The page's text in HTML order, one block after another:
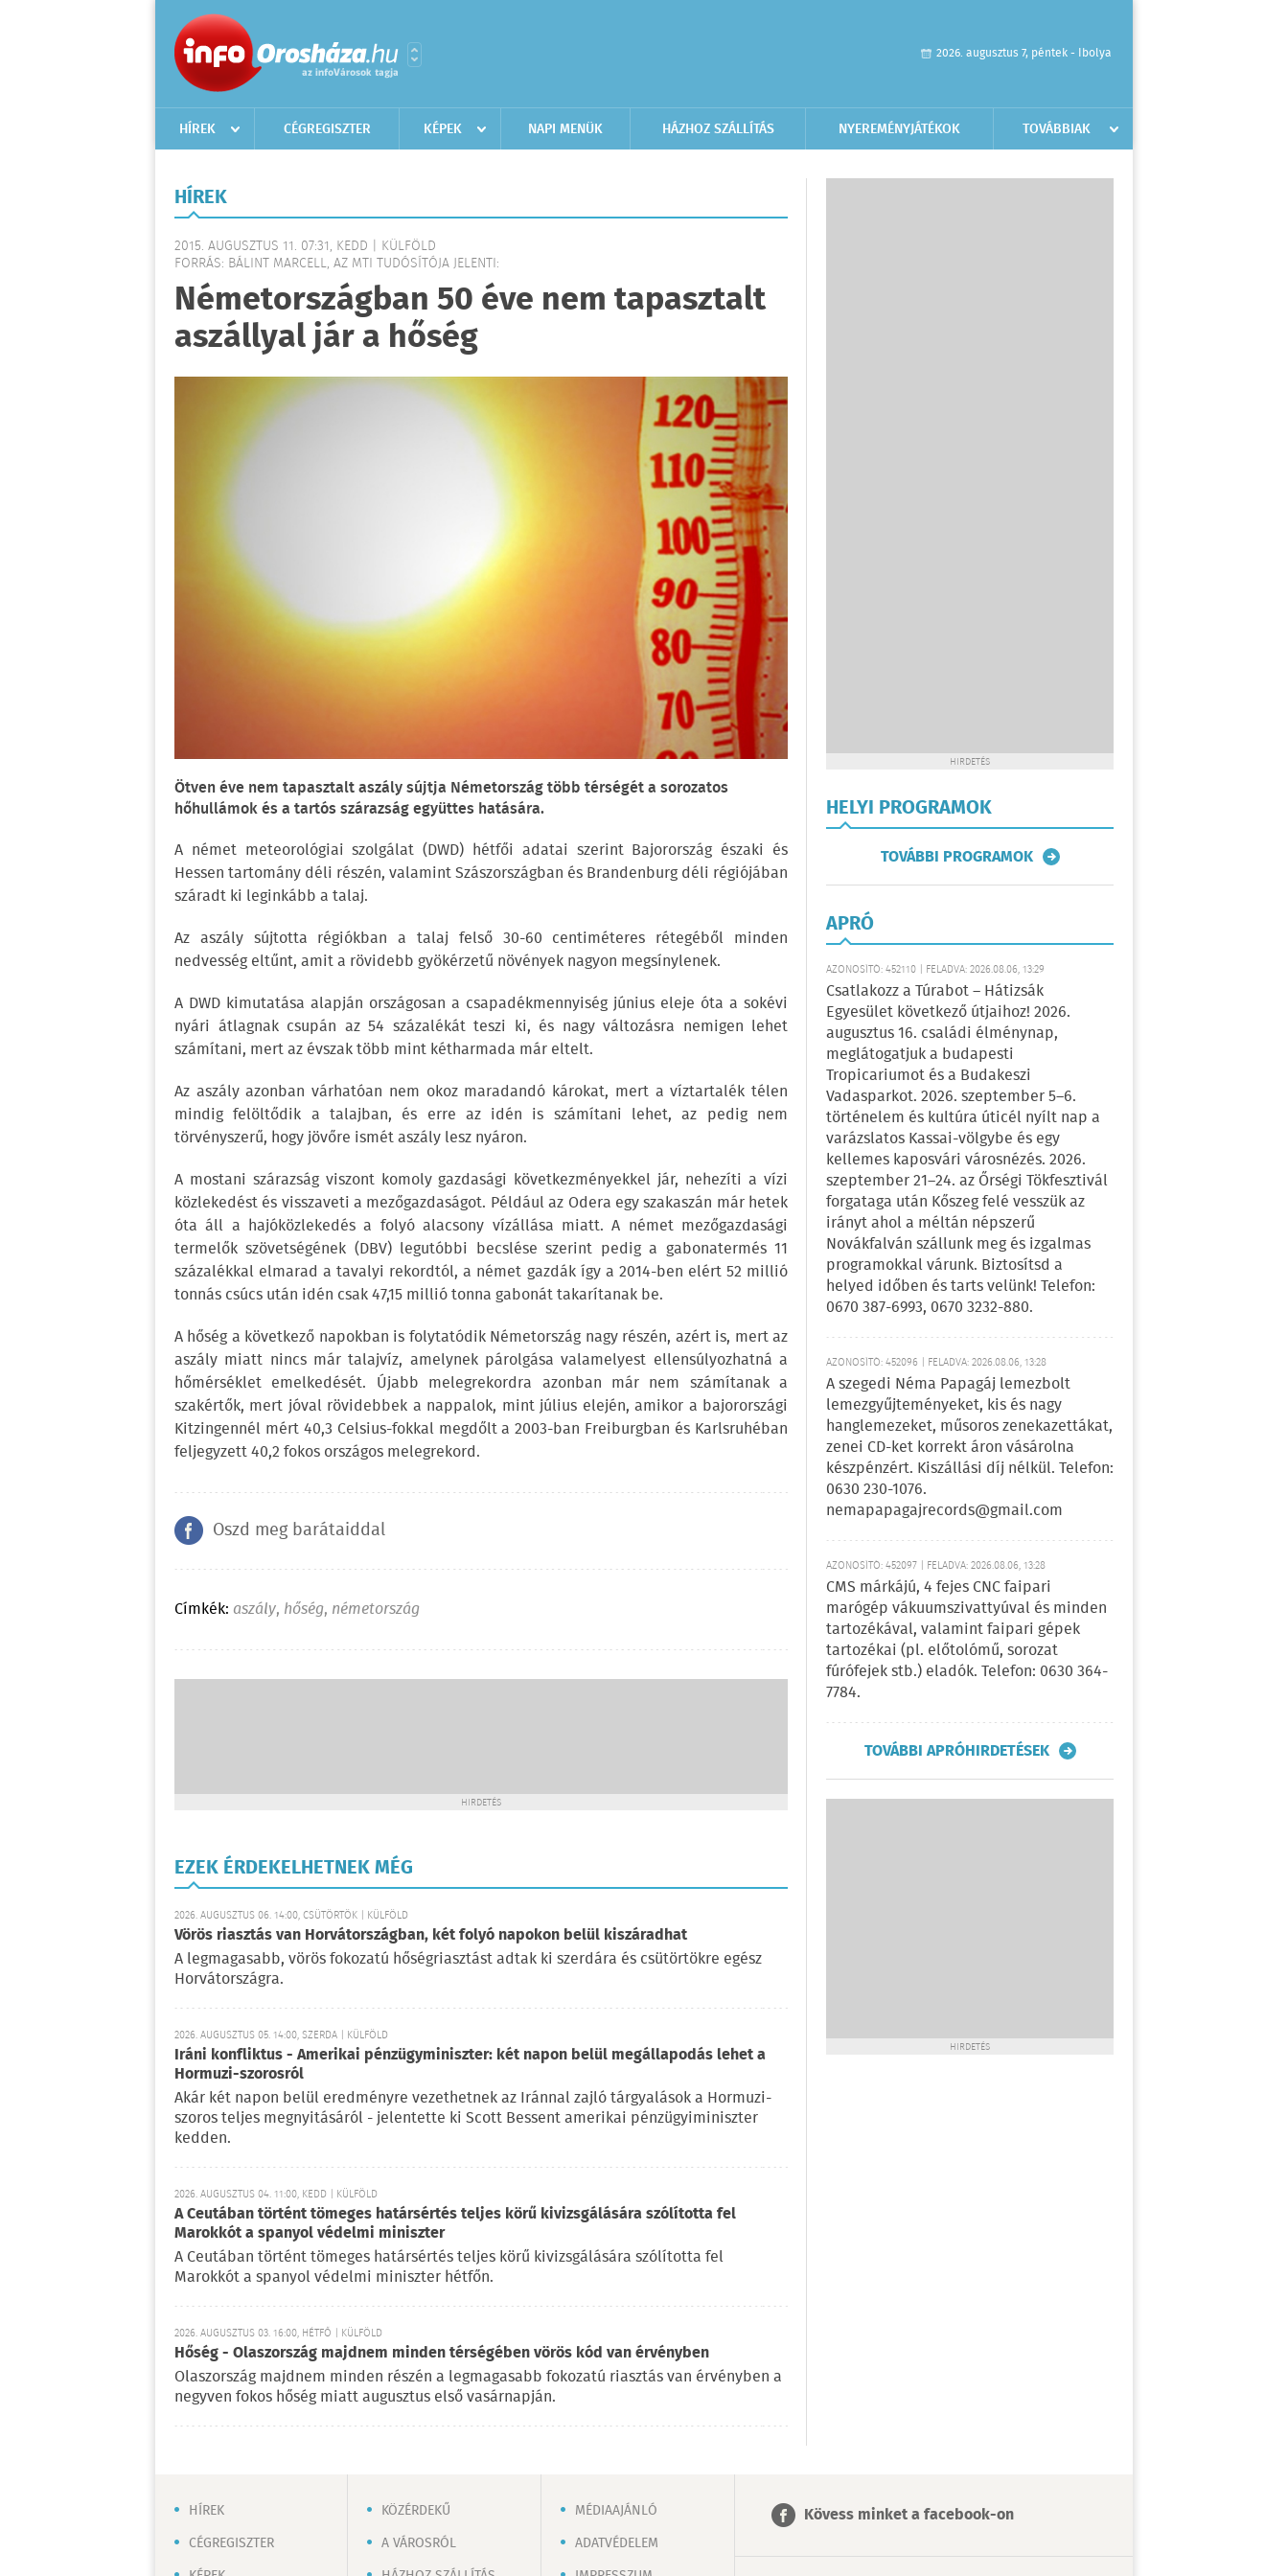
2026. augusztus 7, péntek - Ibolya
HÍREK CÉGREGISZTER KÉPEK NAPI MENÜK HÁZHOZ SZÁLLÍTÁS NYEREMÉNYJÁTÉKOK TOVÁBBIAK
HÍREK
2015. AUGUSZTUS 11. 07:31, KEDD | KÜLFÖLD
FORRÁS: BÁLINT MARCELL, AZ MTI TUDÓSÍTÓJA JELENTI:
Németországban 50 éve nem tapasztalt
aszállyal jár a hőség
Ötven éve nem tapasztalt aszály sújtja Németország több térségét a sorozatos
hőhullámok és a tartós szárazság együttes hatására.
A német meteorológiai szolgálat (DWD) hétfői adatai szerint Bajorország északi és
Hessen tartomány déli részén, valamint Szászországban és Brandenburg déli régiójában
száradt ki leginkább a talaj.
Az aszály sújtotta régiókban a talaj felső 30-60 centiméteres rétegéből minden
nedvesség eltűnt, amit a rövidebb gyökérzetű növények nagyon megsínylenek.
A DWD kimutatása alapján országosan a csapadékmennyiség június eleje óta a sokévi
nyári átlagnak csupán az 54 százalékát teszi ki, és nagy változásra nemigen lehet
számítani, mert az évszak több mint kétharmada már eltelt.
Az aszály azonban várhatóan nem okoz maradandó károkat, mert a víztartalék télen
mindig felöltődik a talajban, és erre az idén is számítani lehet, az pedig nem
törvényszerű, hogy jövőre ismét aszály lesz nyáron.
A mostani szárazság viszont komoly gazdasági következményekkel jár, nehezíti a vízi
közlekedést és visszaveti a mezőgazdaságot. Például az Odera egy szakaszán már hetek
óta áll a hajóközlekedés a folyó alacsony vízállása miatt. A német mezőgazdasági
termelők szövetségének (DBV) legutóbbi becslése szerint pedig a gabonatermés 11
százalékkal elmarad a tavalyi rekordtól, a német gazdák így a 2014-ben elért 52 millió
tonnás csúcs után idén csak 47,15 millió tonna gabonát takarítanak be.
A hőség a következő napokban is folytatódik Németország nagy részén, azért is, mert az
aszály miatt nincs már talajvíz, amelynek párolgása valamelyest ellensúlyozhatná a
hőmérséklet emelkedését. Újabb melegrekordra azonban már nem számítanak a
szakértők, mert jóval rövidebbek a nappalok, mint július elején, amikor a bajorországi
Kitzingennél mért 40,3 Celsius-fokkal megdőlt a 2003-ban Freiburgban és Karlsruhéban
feljegyzett 40,2 fokos országos melegrekord.
Oszd meg barátaiddal
Címkék: aszály, hőség, németország
HIRDETÉS
EZEK ÉRDEKELHETNEK MÉG
2026. AUGUSZTUS 06. 14:00, CSÜTÖRTÖK | KÜLFÖLD
Vörös riasztás van Horvátországban, két folyó napokon belül kiszáradhat
A legmagasabb, vörös fokozatú hőségriasztást adtak ki szerdára és csütörtökre egész
Horvátországra.
2026. AUGUSZTUS 05. 14:00, SZERDA | KÜLFÖLD
Iráni konfliktus - Amerikai pénzügyminiszter: két napon belül megállapodás lehet a
Hormuzi-szorosról
Akár két napon belül eredményre vezethetnek az Iránnal zajló tárgyalások a Hormuzi-
szoros teljes megnyitásáról - jelentette ki Scott Bessent amerikai pénzügyiminiszter
kedden.
2026. AUGUSZTUS 04. 11:00, KEDD | KÜLFÖLD
A Ceutában történt tömeges határsértés teljes körű kivizsgálására szólította fel
Marokkót a spanyol védelmi miniszter
A Ceutában történt tömeges határsértés teljes körű kivizsgálására szólította fel
Marokkót a spanyol védelmi miniszter hétfőn.
2026. AUGUSZTUS 03. 16:00, HÉTFŐ | KÜLFÖLD
Hőség - Olaszország majdnem minden térségében vörös kód van érvényben
Olaszország majdnem minden részén a legmagasabb fokozatú riasztás van érvényben a
negyven fokos hőség miatt augusztus első vasárnapján.
HIRDETÉS
HELYI PROGRAMOK
TOVÁBBI PROGRAMOK
APRÓ
AZONOSÍTÓ: 452110 | FELADVA: 2026.08.06, 13:29
Csatlakozz a Túrabot – Hátizsák
Egyesület következő útjaihoz! 2026.
augusztus 16. családi élménynap,
meglátogatjuk a budapesti
Tropicariumot és a Budakeszi
Vadasparkot. 2026. szeptember 5–6.
történelem és kultúra úticél nyílt nap a
varázslatos Kassai-völgybe és egy
kellemes kaposvári városnézés. 2026.
szeptember 21–24. az Őrségi Tökfesztivál
forgataga után Kőszeg felé vesszük az
irányt ahol a méltán népszerű
Novákfalván szállunk meg és izgalmas
programokkal várunk. Biztosítsd a
helyed időben és tarts velünk! Telefon:
0670 387-6993, 0670 3232-880.
AZONOSÍTÓ: 452096 | FELADVA: 2026.08.06, 13:28
A szegedi Néma Papagáj lemezbolt
lemezgyűjteményeket, kis és nagy
hanglemezeket, műsoros zenekazettákat,
zenei CD-ket korrekt áron vásárolna
készpénzért. Kiszállási díj nélkül. Telefon:
0630 230-1076.
nemapapagajrecords@gmail.com
AZONOSÍTÓ: 452097 | FELADVA: 2026.08.06, 13:28
CMS márkájú, 4 fejes CNC faipari
marógép vákuumszivattyúval és minden
tartozékával, valamint faipari gépek
tartozékai (pl. előtolómű, sorozat
fúrófejek stb.) eladók. Telefon: 0630 364-
7784.
TOVÁBBI APRÓHIRDETÉSEK
HIRDETÉS
HÍREK
CÉGREGISZTER
KÖZÉRDEKŰ
A VÁROSRÓL
MÉDIAAJÁNLÓ
ADATVÉDELEM
Kövess minket a facebook-on